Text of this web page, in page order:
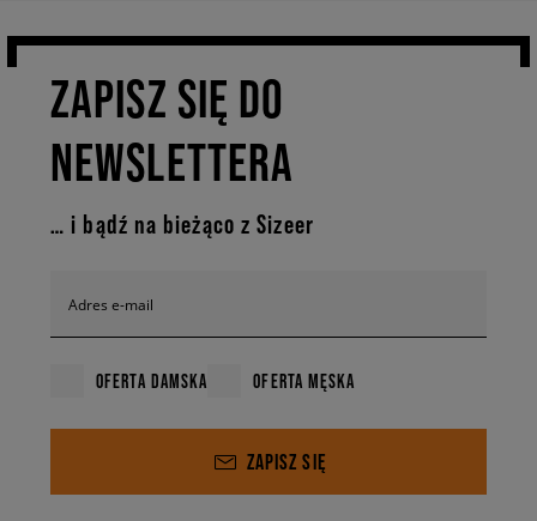
ZAPISZ SIĘ DO
NEWSLETTERA
… i bądź na bieżąco z Sizeer
Adres e-mail
OFERTA DAMSKA OFERTA MĘSKA
ZAPISZ SIĘ